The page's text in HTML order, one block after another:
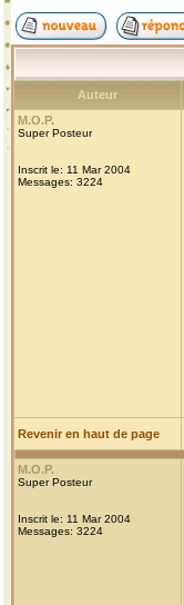
Auteur
M.O.P.
Super Posteur
Inscrit le: 11 Mar 2004
Messages: 3224
Revenir en haut de page
M.O.P.
Super Posteur
Inscrit le: 11 Mar 2004
Messages: 3224